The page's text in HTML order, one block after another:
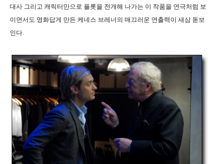
대사 그리고 캐릭터만으로 플롯을 전개해 나가는 이 작품을 연극처럼 보
이면서도 영화답게 만든 케네스 브레너의 매끄러운 연출력이 새삼 돋보
인다.